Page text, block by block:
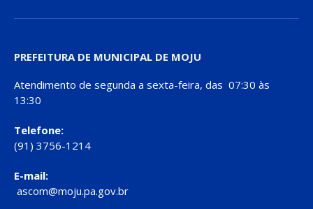
PREFEITURA DE MUNICIPAL DE MOJU
Atendimento de segunda a sexta-feira, das 07:30 às
13:30
Telefone:
(91) 3756-1214
E-mail:
ascom@moju.pa.gov.br